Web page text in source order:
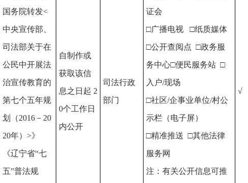
国务院转发<
中央宣传部、
司法部关于在
公民中开展法
治宣传教育的
第七个五年规
划（2016－20
20年）>》
《辽宁省“七
五”普法规
自制作或
获取该信
息之日起 2
0个工作日
内公开
司法行政
部门
证会
□广播电视 □纸质媒体
□公开查阅点 □政务服
务中心□便民服务站 □
入户/现场
□社区/企事业单位/村公
示栏（电子屏）
□精准推送 □其他法律
服务网
注：有关公开信息可推
√